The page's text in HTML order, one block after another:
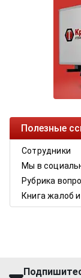
Полезные
Сотрудники
Мы в
Рубрика
Книга жалоб